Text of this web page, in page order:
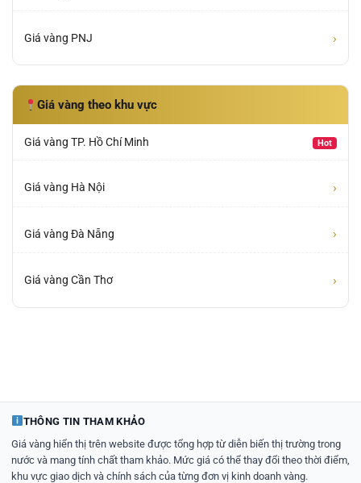
Giá vàng PNJ ›
Giá vàng theo khu vực
Giá vàng TP. Hồ Chí Minh Hot
Giá vàng Hà Nội ›
Giá vàng Đà Nẵng ›
Giá vàng Cần Thơ ›
THÔNG TIN THAM KHẢO
Giá vàng hiển thị trên website được tổng hợp từ diễn biến thị trường trong
nước và mang tính chất tham khảo. Mức giá có thể thay đổi theo thời điểm,
khu vực giao dịch và chính sách của từng đơn vị kinh doanh vàng.